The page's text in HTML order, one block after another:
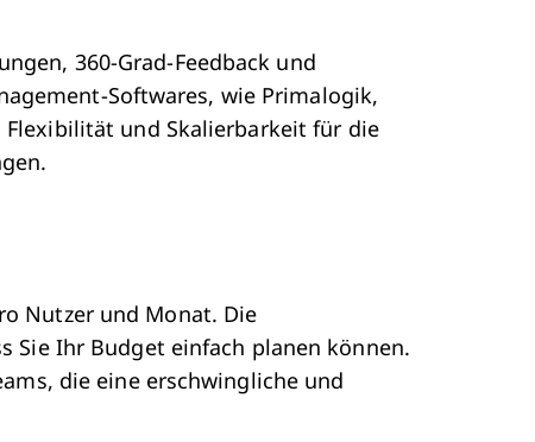
360-Grad-Feedback und
Softwares, wie Primalogik,
und Skalierbarkeit für die
Nutzer und Monat. Die
Sie Ihr Budget einfach planen können.
die eine erschwingliche und